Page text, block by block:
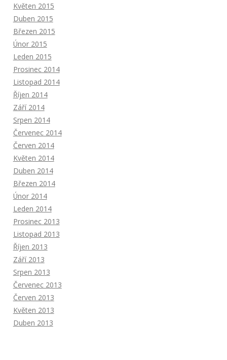
Květen 2015
Duben 2015
Březen 2015
Únor 2015
Leden 2015
Prosinec 2014
Listopad 2014
Říjen 2014
Září 2014
Srpen 2014
Červenec 2014
Červen 2014
Květen 2014
Duben 2014
Březen 2014
Únor 2014
Leden 2014
Prosinec 2013
Listopad 2013
Říjen 2013
Září 2013
Srpen 2013
Červenec 2013
Červen 2013
Květen 2013
Duben 2013